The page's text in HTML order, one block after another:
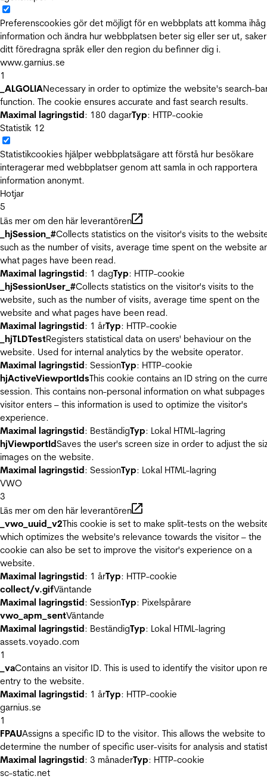
Preferenscookies gör det möjligt för en webbplats att komma ihåg
information och ändra hur webbplatsen beter sig eller ser ut,
ditt föredragna språk eller den region du befinner dig i.
www.garnius.se
1
_ALGOLIANecessary in order to optimize the website's search-
function. The cookie ensures accurate and fast search results.
Maximal lagringstid: 180 dagarTyp: HTTP-cookie
Statistik 12
Statistikcookies hjälper webbplatsägare att förstå hur besökare
interagerar med webbplatser genom att samla in och rapportera
information anonymt.
Hotjar
5
Läs mer om den här leverantören
_hjSession_#Collects statistics on the visitor's visits to the
such as the number of visits, average time spent on the website
what pages have been read.
Maximal lagringstid: 1 dagTyp: HTTP-cookie
_hjSessionUser_#Collects statistics on the visitor's visits to the
website, such as the number of visits, average time spent on the
website and what pages have been read.
Maximal lagringstid: 1 årTyp: HTTP-cookie
_hjTLDTestRegisters statistical data on users' behaviour on the
website. Used for internal analytics by the website operator.
Maximal lagringstid: SessionTyp: HTTP-cookie
hjActiveViewportIdsThis cookie contains an ID string on the
session. This contains non-personal information on what
visitor enters – this information is used to optimize the visitor's
experience.
Maximal lagringstid: BeständigTyp: Lokal HTML-lagring
hjViewportIdSaves the user's screen size in order to adjust the
images on the website.
Maximal lagringstid: SessionTyp: Lokal HTML-lagring
VWO
3
Läs mer om den här leverantören
_vwo_uuid_v2This cookie is set to make split-tests on the
which optimizes the website's relevance towards the visitor – the
cookie can also be set to improve the visitor's experience on a
website.
Maximal lagringstid: 1 årTyp: HTTP-cookie
collect/v.gifVäntande
Maximal lagringstid: SessionTyp: Pixelspårare
vwo_apm_sentVäntande
Maximal lagringstid: BeständigTyp: Lokal HTML-lagring
assets.voyado.com
1
_vaContains an visitor ID. This is used to identify the visitor upon
entry to the website.
Maximal lagringstid: 1 årTyp: HTTP-cookie
garnius.se
1
FPAUAssigns a specific ID to the visitor. This allows the website to
determine the number of specific user-visits for analysis and
Maximal lagringstid: 3 månaderTyp: HTTP-cookie
sc-static.net